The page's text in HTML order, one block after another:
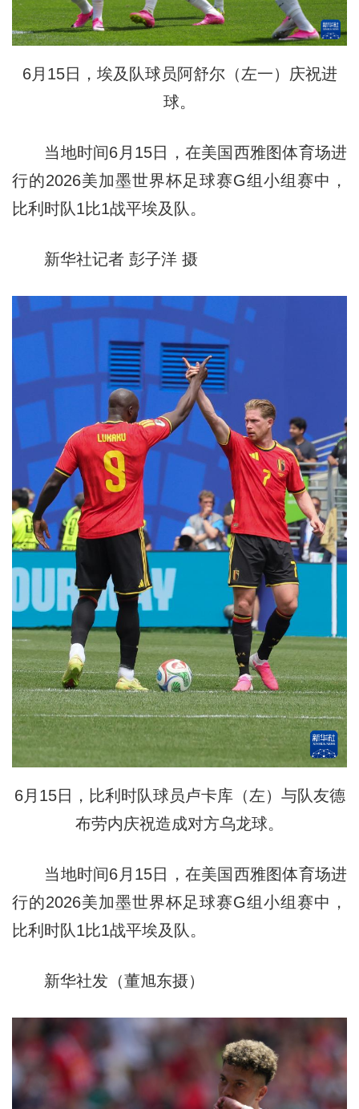
6月15日，埃及队球员阿舒尔（左一）庆祝进
球。
当地时间6月15日，在美国西雅图体育场进
行的2026美加墨世界杯足球赛G组小组赛中，
比利时队1比1战平埃及队。
新华社记者 彭子洋 摄
6月15日，比利时队球员卢卡库（左）与队友德
布劳内庆祝造成对方乌龙球。
当地时间6月15日，在美国西雅图体育场进
行的2026美加墨世界杯足球赛G组小组赛中，
比利时队1比1战平埃及队。
新华社发（董旭东摄）